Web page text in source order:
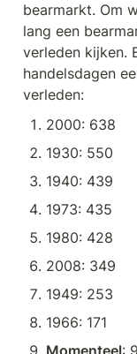
bearmarkt. Om
lang een
verleden kijken.
handelsdagen
verleden:
2000: 638
1930: 550
1940: 439
1973: 435
1980: 428
2008: 349
1949: 253
1966: 171